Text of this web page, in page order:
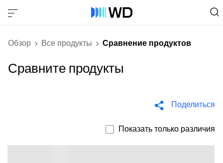
Обзор Все продукты Сравнение продуктов
Сравните продукты
Поделиться
Показать только различия